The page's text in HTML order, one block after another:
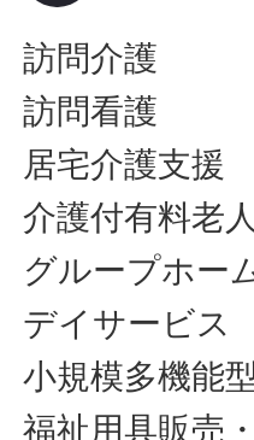
訪問介護
訪問看護
居宅介護支援
介護付有料老
グループホー
デイサービス
小規模多機能
福祉用具販売